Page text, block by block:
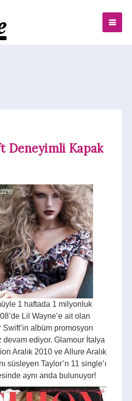
Deneyimli Kapak
1 haftada 1 milyonluk
Lil Wayne’e ait olan
Swift’in albüm promosyon
devam ediyor. Glamour İtalya
Aralık 2010 ve Allure Aralık
süsleyen Taylor’n 11 single’ı
aynı anda bulunuyor!